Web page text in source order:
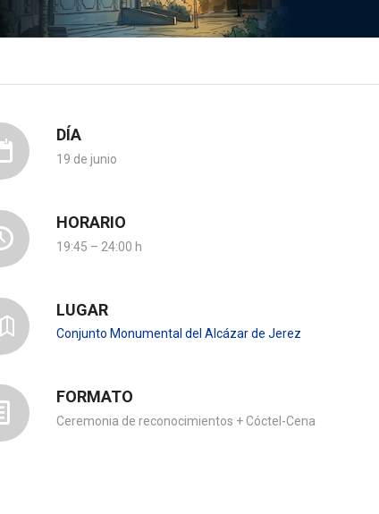
DÍA
19 de junio
HORARIO
19:45 – 24:00 h
LUGAR
Conjunto Monumental del Alcázar de Jerez
FORMATO
Ceremonia de reconocimientos + Cóctel-Cena